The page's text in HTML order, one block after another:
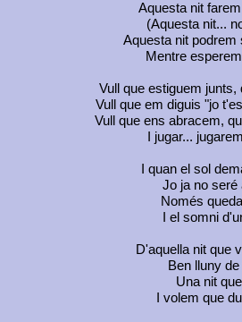
Aquesta nit
(Aquesta nit...
Aquesta nit podrem
Mentre
Vull que estiguem junts,
Vull que em diguis "jo
Vull que ens abracem,
I jugar...
I quan el sol
Jo ja no seré
Només
I el somni
D'aquella nit que
Ben lluny
Una nit
I volem que